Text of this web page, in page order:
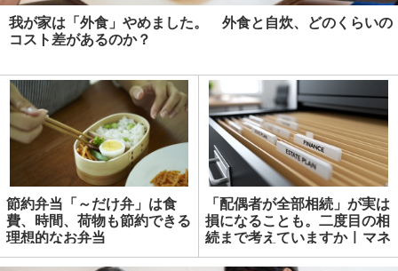
我が家は「外食」やめました。 外食と自炊、どのくらいの
コスト差があるのか？
節約弁当「～だけ弁」は食
費、時間、荷物も節約できる
理想的なお弁当
「配偶者が全部相続」が実は
損になることも。二度目の相
続まで考えていますか | マネ
ーの達人